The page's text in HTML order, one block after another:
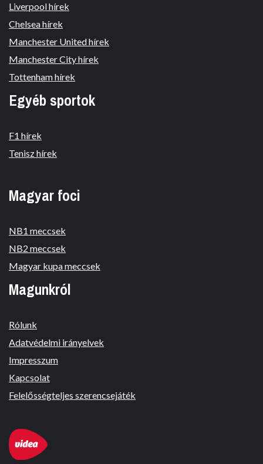
Liverpool hírek
Chelsea hírek
Manchester United hírek
Manchester City hírek
Tottenham hírek
Egyéb sportok
F1 hírek
Tenisz hírek
Magyar foci
NB1 meccsek
NB2 meccsek
Magyar kupa meccsek
Magunkról
Rólunk
Adatvédelmi irányelvek
Impresszum
Kapcsolat
Felelősségteljes szerencsejáték